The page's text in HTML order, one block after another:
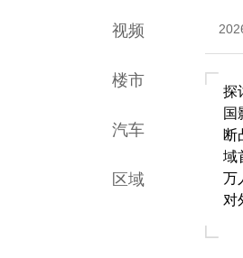
视频
楼市
汽车
区域
探
国
断
域
万
对